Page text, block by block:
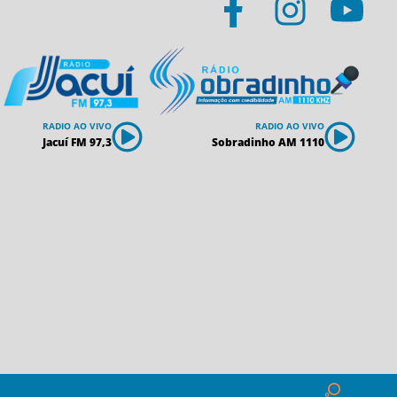
RADIO AO VIVO
Jacuí FM 97,3
RADIO AO VIVO
Sobradinho AM 1110